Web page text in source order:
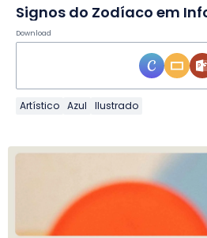
Signos do Zodíaco em
Download
Artístico Azul Ilustrado